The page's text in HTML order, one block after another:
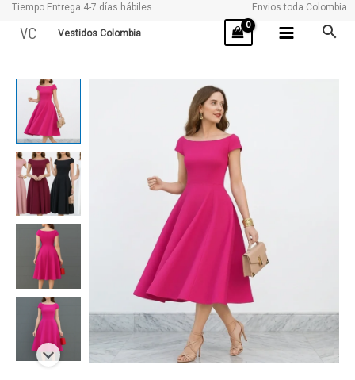
Tiempo Entrega 4-7 días hábiles Envios toda Colombia
VC Vestidos Colombia
PANAMA
cantidad